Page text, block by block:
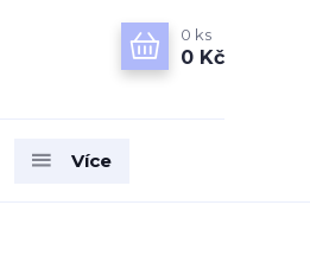
0 ks
0 Kč
Více